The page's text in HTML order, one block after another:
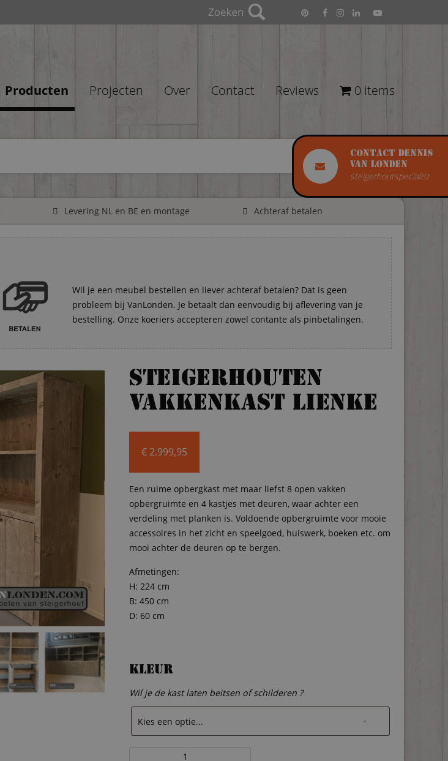
Contact Dennis
van Londen
steigerhoutspecialist
Producten Projecten Over Contact Reviews 0 items
Levering NL en BE en montage Achteraf betalen
Wil je een meubel bestellen en liever achteraf betalen? Dat is geen
probleem bij VanLonden. Je betaalt dan eenvoudig bij aflevering van je
bestelling. Onze koeriers accepteren zowel contante als pinbetalingen.
Steigerhouten
vakkenkast Lienke
€2.999,95
Een ruime opbergkast met maar liefst 8 open vakken
opbergruimte en 4 kastjes met deuren, waar achter een
verdeling met planken is. Voldoende opbergruimte voor mooie
accessoires in het zicht en speelgoed, huiswerk, boeken etc. om
mooi achter de deuren op te bergen.
Afmetingen:
H: 224 cm
B: 450 cm
D: 60 cm
Kleur
Wil je de kast laten beitsen of schilderen ?
Steigerhouten